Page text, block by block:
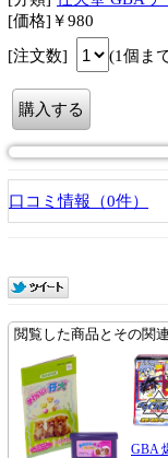
[価格]￥980
[注文数]
(1個ま
口コミ情報（0件）